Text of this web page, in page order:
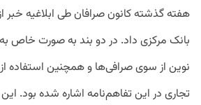
بانک مرکزی داد. در دو بند به صورت خاص
نوین از سوی صرافی‌ها و همچنین استفاده از
تجاری در این تفاهم‌نامه اشاره شده بود.